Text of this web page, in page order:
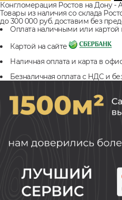
Конгломерация Ростов на Дону -
Товары из наличия со склада
до 300 000 руб. доставим без
Оплата наличными или картой
Картой на сайте
Наличная оплата и карта в
Безналичная оплата с НДС и